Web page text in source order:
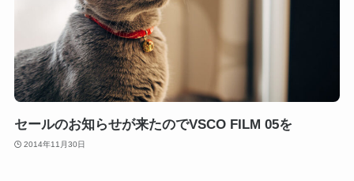
セールのお知らせが来たのでVSCO FILM 05を
2014年11月30日